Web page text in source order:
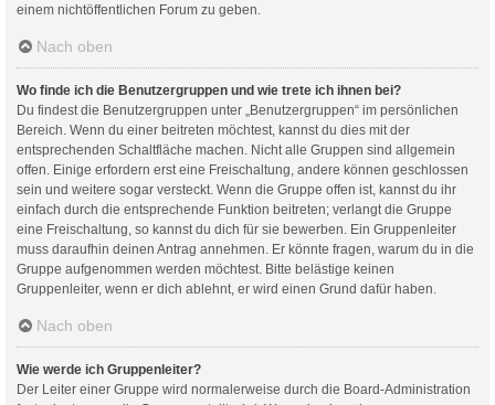
einem nichtöffentlichen Forum zu geben.
Nach oben
Wo finde ich die Benutzergruppen und wie trete ich ihnen bei?
Du findest die Benutzergruppen unter „Benutzergruppen“ im persönlichen
Bereich. Wenn du einer beitreten möchtest, kannst du dies mit der
entsprechenden Schaltfläche machen. Nicht alle Gruppen sind allgemein
offen. Einige erfordern erst eine Freischaltung, andere können geschlossen
sein und weitere sogar versteckt. Wenn die Gruppe offen ist, kannst du ihr
einfach durch die entsprechende Funktion beitreten; verlangt die Gruppe
eine Freischaltung, so kannst du dich für sie bewerben. Ein Gruppenleiter
muss daraufhin deinen Antrag annehmen. Er könnte fragen, warum du in die
Gruppe aufgenommen werden möchtest. Bitte belästige keinen
Gruppenleiter, wenn er dich ablehnt, er wird einen Grund dafür haben.
Nach oben
Wie werde ich Gruppenleiter?
Der Leiter einer Gruppe wird normalerweise durch die Board-Administration